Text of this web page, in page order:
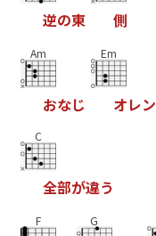
逆の東 側
Am
おなじ
Em
オレン
C
全部が違う
F G